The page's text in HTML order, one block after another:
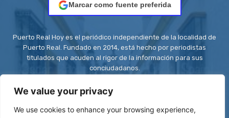
We value your privacy
We use cookies to enhance your browsing experience,
Marcar como fuente preferida
Puerto Real Hoy es el periódico independiente de la localidad de
Puerto Real. Fundado en 2014, está hecho por periodistas
titulados que acuden al rigor de la información para sus
conciudadanos.
Contacto: redaccion@puertorealhoy.es